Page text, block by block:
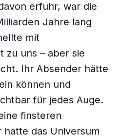
erfuhr, war die
Jahre lang
mit
zu uns – aber sie
Ihr Absender hätte
können und
für jedes Auge.
finsteren
das Universum